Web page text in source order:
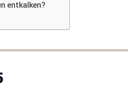
entkalken?